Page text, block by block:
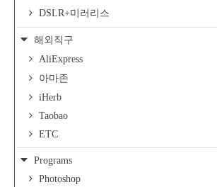
DSLR+미러리스
해외직구
AliExpress
아마존
iHerb
Taobao
ETC
Programs
Photoshop